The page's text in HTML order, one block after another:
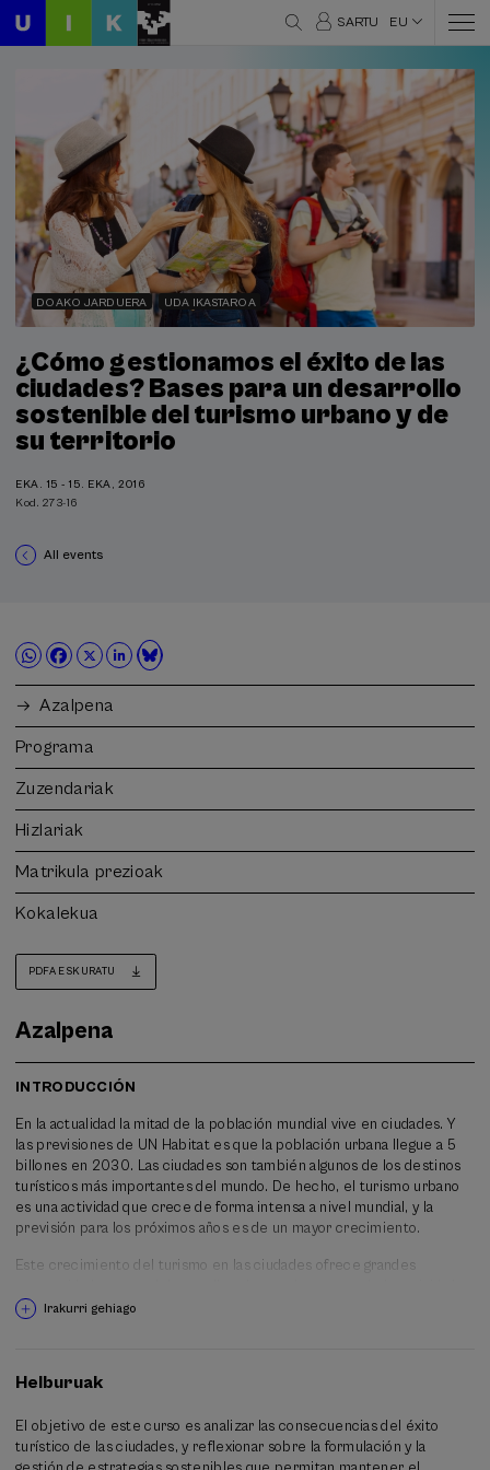
SARTU EU
DOAKO JARDUERA UDA IKASTAROA
¿Cómo gestionamos el éxito de las
ciudades? Bases para un desarrollo
sostenible del turismo urbano y de
su territorio
EKA. 15 - 15. EKA, 2016
Kod. 273-16
All events
Azalpena
Programa
Zuzendariak
Hizlariak
Matrikula prezioak
Kokalekua
PDFA ESKURATU
Azalpena
INTRODUCCIÓN
En la actualidad la mitad de la población mundial vive en ciudades. Y
las previsiones de UN Habitat es que la población urbana llegue a 5
billones en 2030. Las ciudades son también algunos de los destinos
turísticos más importantes del mundo. De hecho, el turismo urbano
es una actividad que crece de forma intensa a nivel mundial, y la
previsión para los próximos años es de un mayor crecimiento.
Este crecimiento del turismo en las ciudades ofrece grandes
económica y el empleo, y la mejora de la calidad de vida de los
impulsamos estrategias de multifuncionalidad donde se
cultura, etc.?
Irakurri gehiago
Helburuak
El objetivo de este curso es analizar las consecuencias del éxito
turístico de las ciudades, y reflexionar sobre la formulación y la